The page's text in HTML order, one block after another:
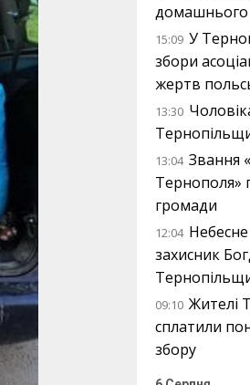
домашнього
15:09 У
збори
жертв
13:30
13:04 Звання
Тернополя»
громади
12:04
захисник
09:10 Жителі
сплатили
збору